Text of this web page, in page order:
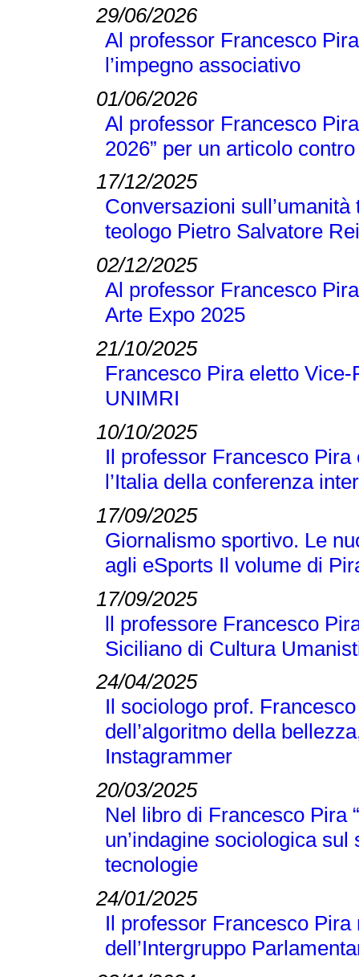
29/06/2026
Al professor Francesco
l’impegno associativo
01/06/2026
Al professor Francesco
2026” per un articolo
17/12/2025
Conversazioni
teologo Pietro Salvatore
02/12/2025
Al professor Francesco
Arte Expo 2025
21/10/2025
Francesco Pira eletto
UNIMRI
10/10/2025
Il professor Francesco
l’Italia della conferenza
17/09/2025
Giornalismo sportivo. Le
agli eSports Il volume di
17/09/2025
ll professore Francesco
Siciliano di Cultura
24/04/2025
Il sociologo prof.
dell’algoritmo della
Instagrammer
20/03/2025
Nel libro di Francesco Pira
un’indagine sociologica
tecnologie
24/01/2025
Il professor Francesco
dell’Intergruppo